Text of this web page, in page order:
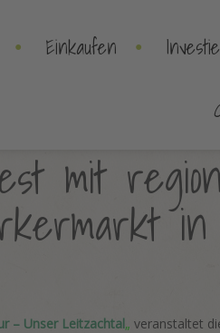
• Einkaufen •
mit
in
– Unser Leitzachtal„ veranstaltet